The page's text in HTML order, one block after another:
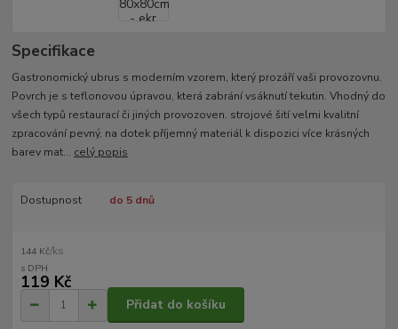
Specifikace
Gastronomický ubrus s moderním vzorem, který prozáří vaši provozovnu.
Povrch je s teflonovou úpravou, která zabrání vsáknutí tekutin. Vhodný do
všech typů restaurací či jiných provozoven. strojové šití velmi kvalitní
zpracování pevný, na dotek příjemný materiál k dispozici více krásných
barev mat... celý popis
Dostupnost do 5 dnů
144 Kč/ks
119 Kč
Přidat do košíku